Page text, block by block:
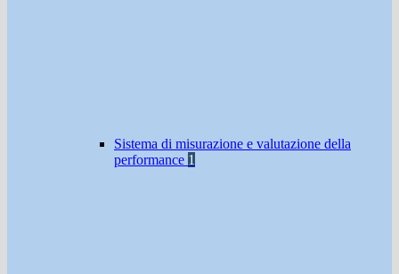
Sistema di misurazione e valutazione della
performance 1